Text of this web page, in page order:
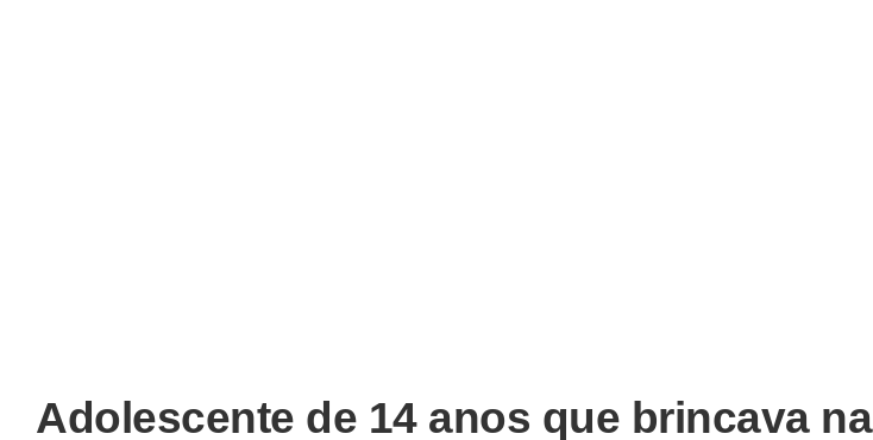
Adolescente de 14 anos que brincava na